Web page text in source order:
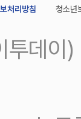
처리방침 청소년
투데